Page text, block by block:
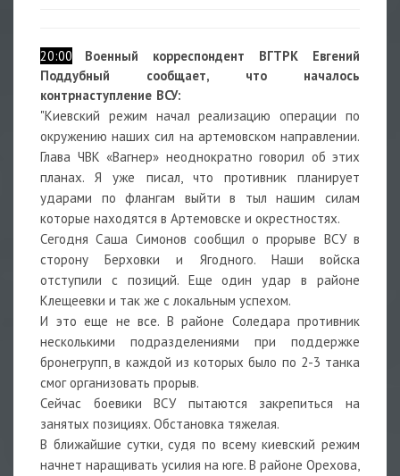
20:00 Военный корреспондент ВГТРК Евгений
Поддубный сообщает, что началось
контрнаступление ВСУ:
"Киевский режим начал реализацию операции по
окружению наших сил на артемовском направлении.
Глава ЧВК «Вагнер» неоднократно говорил об этих
планах. Я уже писал, что противник планирует
ударами по флангам выйти в тыл нашим силам
которые находятся в Артемовске и окрестностях.
Сегодня Саша Симонов сообщил о прорыве ВСУ в
сторону Берховки и Ягодного. Наши войска
отступили с позиций. Еще один удар в районе
Клещеевки и так же с локальным успехом.
И это еще не все. В районе Соледара противник
несколькими подразделениями при поддержке
бронегрупп, в каждой из которых было по 2-3 танка
смог организовать прорыв.
Сейчас боевики ВСУ пытаются закрепиться на
занятых позициях. Обстановка тяжелая.
В ближайшие сутки, судя по всему киевский режим
начнет наращивать усилия на юге. В районе Орехова,